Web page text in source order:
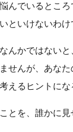
んでいるとこ
といけないわ
んかではない
せんが、あな
えるヒントにな
とを、誰かに